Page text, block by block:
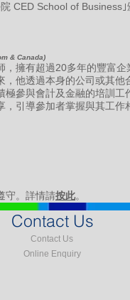
CED School of Business｣
& Canada)
擁有超過20多年的豐富
他透過本身的公司或其他
參與會計及金融的培訓工
引導參加者掌握與其工作
守。詳情請按此。
Contact Us
Contact Us
Online Enquiry